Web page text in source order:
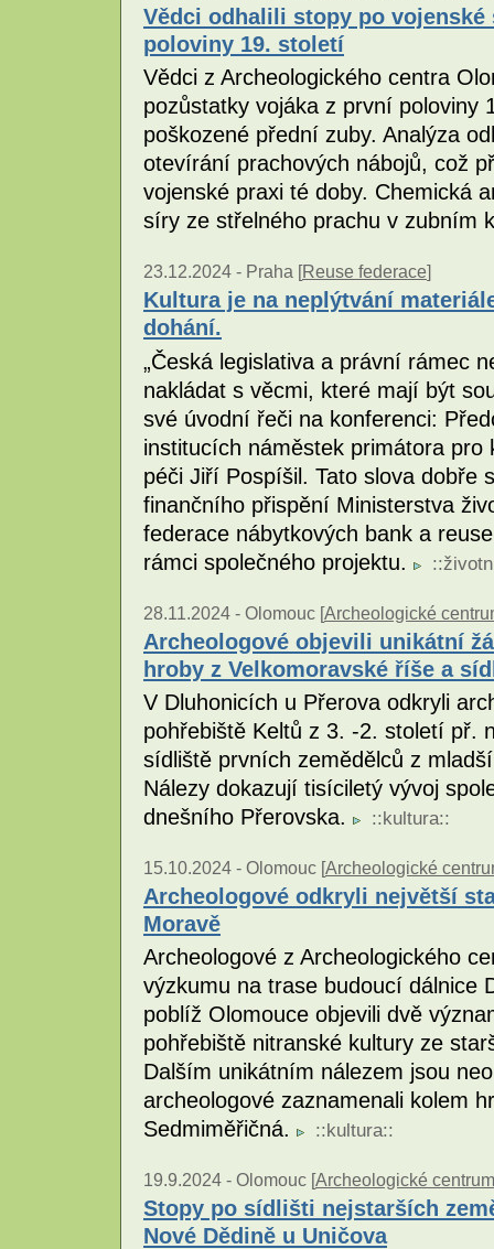
Vědci odhalili stopy po
poloviny 19. století
Vědci z Archeologického centra
pozůstatky vojáka z první poloviny
poškozené přední zuby. Analýza
otevírání prachových nábojů, což
vojenské praxi té doby. Chemická
síry ze střelného prachu v zubním
23.12.2024 - Praha [Reuse federace]
Kultura je na neplýtvání
dohání.
„Česká legislativa a právní rámec
nakládat s věcmi, které mají být
své úvodní řeči na konferenci:
institucích náměstek primátora
péči Jiří Pospíšil. Tato slova dobře
finančního přispění Ministerstva
federace nábytkových bank a
rámci společného projektu.
::
28.11.2024 - Olomouc [Archeologické
Archeologové objevili unikátní
hroby z Velkomoravské říše a
V Dluhonicích u Přerova odkryli
pohřebiště Keltů z 3. -2. století př.
sídliště prvních zemědělců z
Nálezy dokazují tisíciletý vývoj
dnešního Přerovska.
::kultura::
15.10.2024 - Olomouc [Archeologické
Archeologové odkryli největší
Moravě
Archeologové z Archeologického
výzkumu na trase budoucí dálnice
poblíž Olomouce objevili dvě
pohřebiště nitranské kultury ze
Dalším unikátním nálezem jsou
archeologové zaznamenali kolem
Sedmiměřičná.
::kultura::
19.9.2024 - Olomouc [Archeologické
Stopy po sídlišti nejstarších
Nové Dědině u Uničova